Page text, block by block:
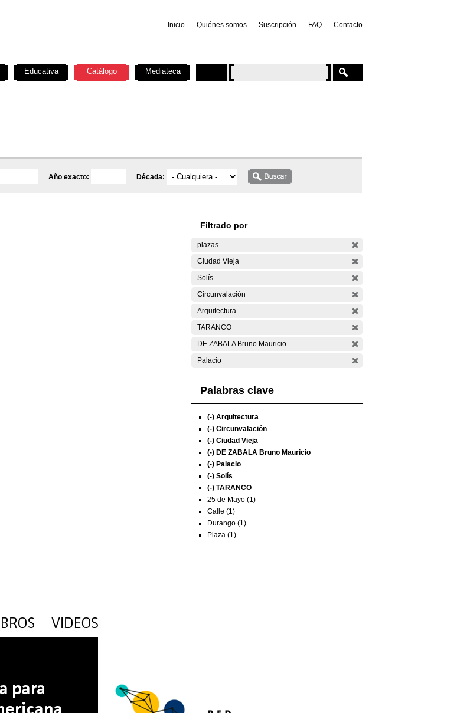
Inicio Quiénes somos Suscripción FAQ Contacto
Año exacto: Década:
Filtrado por
plazas
Ciudad Vieja
Solís
Circunvalación
Arquitectura
TARANCO
DE ZABALA Bruno Mauricio
Palacio
Palabras clave
(-) Arquitectura
(-) Circunvalación
(-) Ciudad Vieja
(-) DE ZABALA Bruno Mauricio
(-) Palacio
(-) Solís
(-) TARANCO
25 de Mayo (1)
Calle (1)
Durango (1)
Plaza (1)
Educativa Catálogo Mediateca